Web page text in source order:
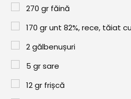
Aluaturi Sărate
Pizza
Rețete cu Carne
Rețete Vegetariene
Salate
270 gr făină
170 gr unt 82%, rece, tăiat
2 gălbenușuri
5 gr sare
12 gr frișcă